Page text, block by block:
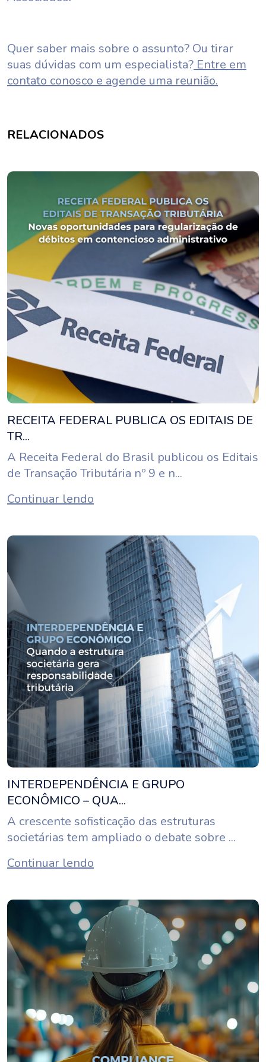
Quer saber mais sobre o assunto? Ou tirar
suas dúvidas com um especialista? Entre em
contato conosco e agende uma reunião.
RELACIONADOS
RECEITA FEDERAL PUBLICA OS EDITAIS DE
TR...
A Receita Federal do Brasil publicou os Editais
de Transação Tributária nº 9 e n...
Continuar lendo
INTERDEPENDÊNCIA E GRUPO
ECONÔMICO – QUA...
A crescente sofisticação das estruturas
societárias tem ampliado o debate sobre ...
Continuar lendo